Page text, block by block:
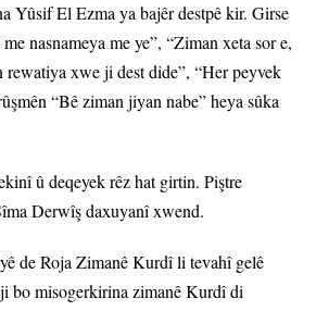
Yûsif El Ezma ya bajêr destpê kir. Girse
nasnameya me ye”, “Ziman xeta sor e,
xwe ji dest dide”, “Her peyvek
“Bê ziman jiyan nabe” heya sûka
û deqeyek rêz hat girtin. Piştre
Derwîş daxuyanî xwend.
de Roja Zimanê Kurdî li tevahî gelê
bo misogerkirina zimanê Kurdî di